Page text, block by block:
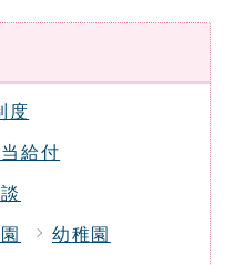
度
給付
幼稚園